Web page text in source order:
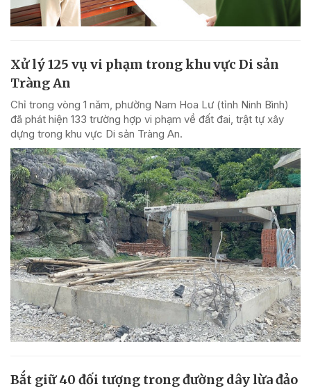
Xử lý 125 vụ vi phạm trong khu vực Di sản
Tràng An
Chỉ trong vòng 1 năm, phường Nam Hoa Lư (tỉnh Ninh Bình)
đã phát hiện 133 trường hợp vi phạm về đất đai, trật tự xây
dựng trong khu vực Di sản Tràng An.
Bắt giữ 40 đối tượng trong đường dây lừa đảo